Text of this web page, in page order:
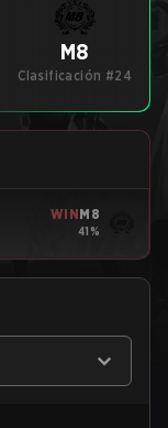
M8
Clasificación #24
WINM8
41%